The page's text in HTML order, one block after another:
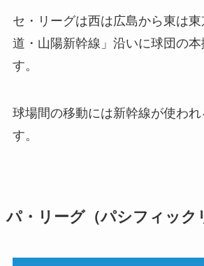
セ・リーグは西は広島から東は
道・山陽新幹線」沿いに球団の本
す。
球場間の移動には新幹線が使わ
す。
パ・リーグ（パシフィック